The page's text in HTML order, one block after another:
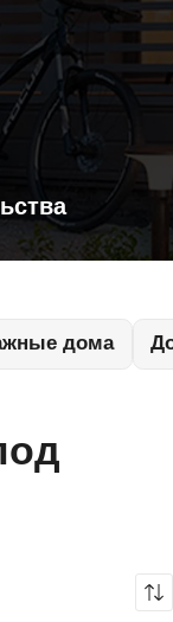
Дома до 100 м²